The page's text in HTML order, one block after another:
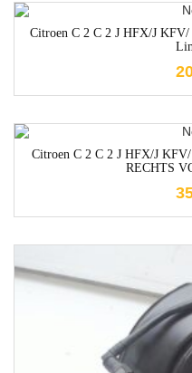
Citroen C 2 C 2 J HFX/J KFV/
Citroen C 2 C 2 J HFX/J
RECHTS